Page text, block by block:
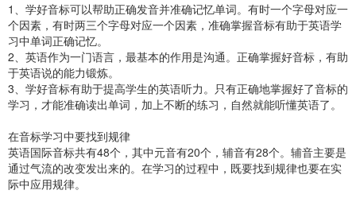
1、学好音标可以帮助正确发音并准确记忆单词。有时一个字母对应一
个因素，有时两三个字母对应一个因素，准确掌握音标有助于英语学
习中单词正确记忆。
2、英语作为一门语言，最基本的作用是沟通。正确掌握好音标，有助
于英语说的能力锻炼。
3、学好音标有助于提高学生的英语听力。只有正确地掌握好了音标的
学习，才能准确读出单词，加上不断的练习，自然就能听懂英语了。
在音标学习中要找到规律
英语国际音标共有48个，其中元音有20个，辅音有28个。辅音主要是
通过气流的改变发出来的。在学习的过程中，既要找到规律也要在实
际中应用规律。